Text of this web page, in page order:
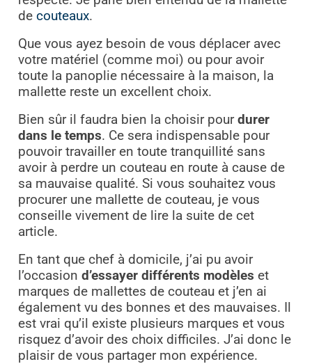
de couteaux.
Que vous ayez besoin de vous déplacer avec
votre matériel (comme moi) ou pour avoir
toute la panoplie nécessaire à la maison, la
mallette reste un excellent choix.
Bien sûr il faudra bien la choisir pourdurer
dans le temps. Ce sera indispensable pour
pouvoir travailler en toute tranquillité sans
avoir à perdre un couteau en route à cause de
sa mauvaise qualité. Si vous souhaitez vous
procurer une mallette de couteau, je vous
conseille vivement de lire la suite de cet
article.
En tant que chef à domicile, j’ai pu avoir
l’occasion d’essayer différents modèles et
marques de mallettes de couteau et j’en ai
également vu des bonnes et des mauvaises. Il
est vrai qu’il existe plusieurs marques et vous
risquez d’avoir des choix difficiles. J’ai donc le
plaisir de vous partager mon expérience.